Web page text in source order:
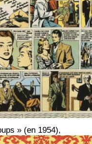
» (en 1954),